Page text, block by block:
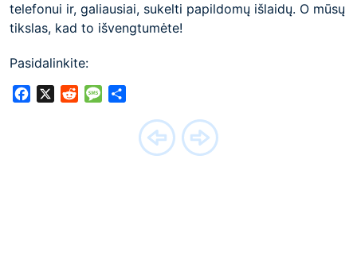
telefonui ir, galiausiai, sukelti papildomų išlaidų. O mūsų
tikslas, kad to išvengtumėte!
Pasidalinkite:
FacebookRedditMessage